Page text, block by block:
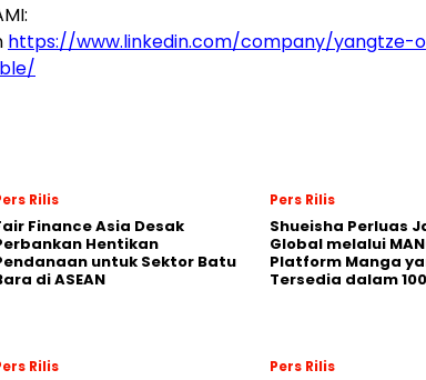
https://www.linkedin.com/company/yangtze-
Rilis
Finance Asia Desak
Hentikan
untuk Sektor Batu
di ASEAN
Pers Rilis
Shueisha Perluas
Global melalui
Platform Manga
Tersedia dalam
Rilis Pers Rilis